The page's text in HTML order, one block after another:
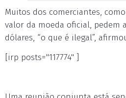
Muitos dos comerciantes,
valor da moeda oficial, pedem
dólares, “o que é ilegal”,
[irp posts="117774" ]